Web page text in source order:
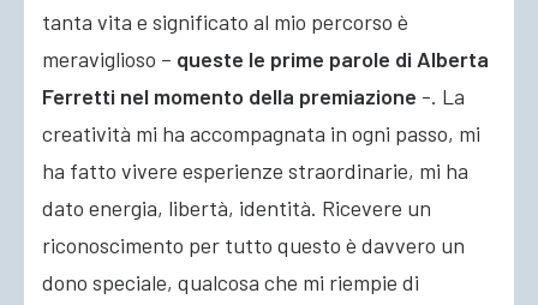
tanta vita e significato al mio percorso è
meraviglioso – queste le prime parole di Alberta
Ferretti nel momento della premiazione -. La
creatività mi ha accompagnata in ogni passo, mi
ha fatto vivere esperienze straordinarie, mi ha
dato energia, libertà, identità. Ricevere un
riconoscimento per tutto questo è davvero un
dono speciale, qualcosa che mi riempie di